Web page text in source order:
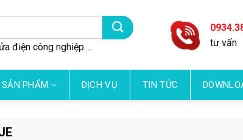
điện công nghiệp....
tư vấn
SẢN PHẨM DỊCH VỤ TIN TỨC